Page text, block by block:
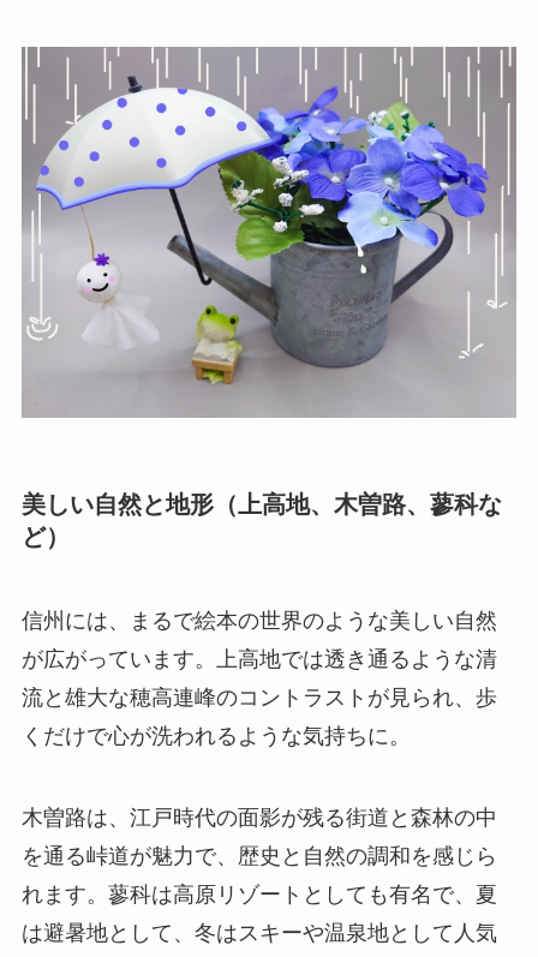
美しい自然と地形（上高地、木曽路、蓼科な
ど）
信州には、まるで絵本の世界のような美しい自然
が広がっています。上高地では透き通るような清
流と雄大な穂高連峰のコントラストが見られ、歩
くだけで心が洗われるような気持ちに。
木曽路は、江戸時代の面影が残る街道と森林の中
を通る峠道が魅力で、歴史と自然の調和を感じら
れます。蓼科は高原リゾートとしても有名で、夏
は避暑地として、冬はスキーや温泉地として人気